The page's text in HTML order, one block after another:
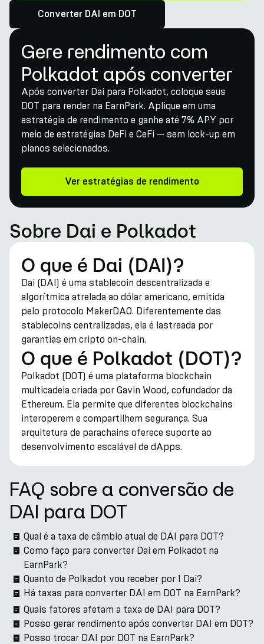
Converter DAI em DOT
Gere rendimento com
Polkadot após converter
Após converter Dai para Polkadot, coloque seus
DOT para render na EarnPark. Aplique em uma
estratégia de rendimento e ganhe até 7% APY por
meio de estratégias DeFi e CeFi — sem lock-up em
planos selecionados.
Ver estratégias de rendimento
Sobre Dai e Polkadot
O que é Dai (DAI)?
Dai (DAI) é uma stablecoin descentralizada e
algorítmica atrelada ao dólar americano, emitida
pelo protocolo MakerDAO. Diferentemente das
stablecoins centralizadas, ela é lastreada por
garantias em cripto on-chain.
O que é Polkadot (DOT)?
Polkadot (DOT) é uma plataforma blockchain
multicadeia criada por Gavin Wood, cofundador da
Ethereum. Ela permite que diferentes blockchains
interoperem e compartilhem segurança. Sua
arquitetura de parachains oferece suporte ao
desenvolvimento escalável de dApps.
FAQ sobre a conversão de
DAI para DOT
Qual é a taxa de câmbio atual de DAI para DOT?
Como faço para converter Dai em Polkadot na
EarnPark?
Quanto de Polkadot vou receber por 1 Dai?
Há taxas para converter DAI em DOT na EarnPark?
Quais fatores afetam a taxa de DAI para DOT?
Posso gerar rendimento após converter DAI em DOT?
Posso trocar DAI por DOT na EarnPark?